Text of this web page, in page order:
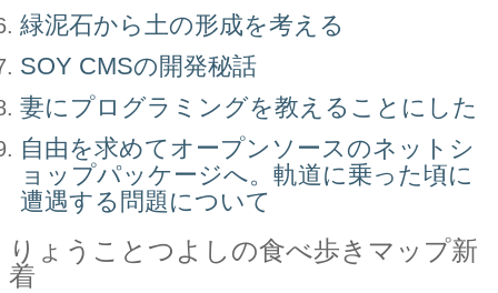
緑泥石から土の形成を考える
SOY CMSの開発秘話
妻にプログラミングを教えることにした
自由を求めてオープンソースのネットシ
ョップパッケージへ。軌道に乗った頃に
遭遇する問題について
りょうことつよしの食べ歩きマップ新
着